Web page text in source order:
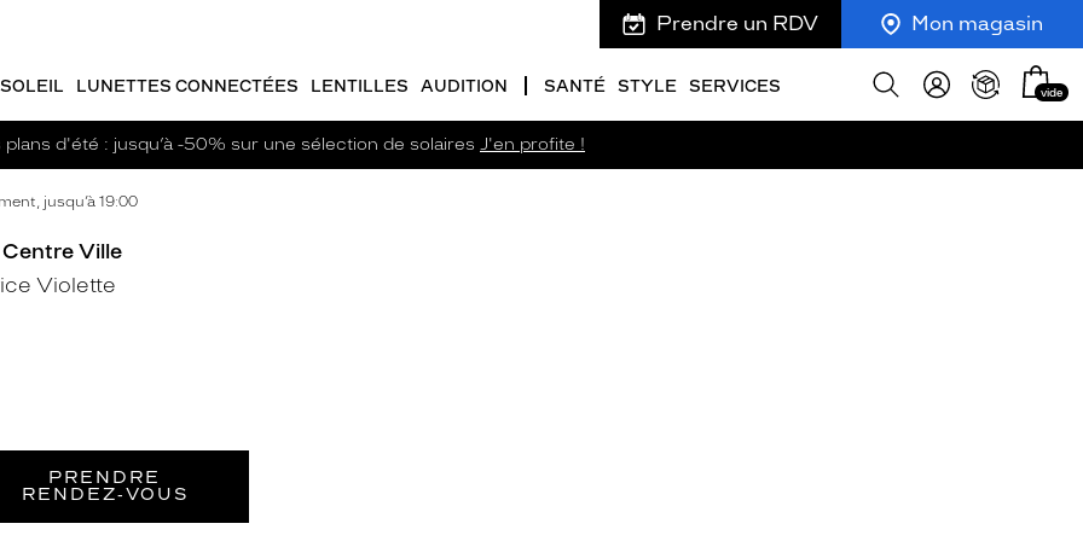
Prendre un RDV Mon magasin
LUNETTES CONNECTÉES LENTILLES AUDITION SANTÉ STYLE SERVICES
Afficher
Mon
panier
vide
plans d'été : jusqu’à -50% sur une sélection de solaires J'en profite !
jusqu’à 19:00
Ville
Violette
PRENDRE
RENDEZ‑VOUS